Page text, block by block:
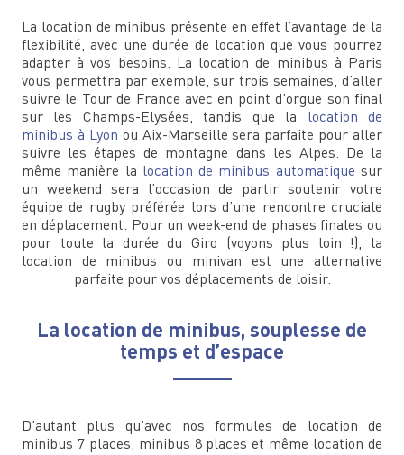
La location de minibus présente en effet l’avantage de la
flexibilité, avec une durée de location que vous pourrez
adapter à vos besoins. La location de minibus à Paris
vous permettra par exemple, sur trois semaines, d’aller
suivre le Tour de France avec en point d’orgue son final
sur les Champs-Elysées, tandis que la location de
minibus à Lyon ou Aix-Marseille sera parfaite pour aller
suivre les étapes de montagne dans les Alpes. De la
même manière la location de minibus automatique sur
un weekend sera l’occasion de partir soutenir votre
équipe de rugby préférée lors d’une rencontre cruciale
en déplacement. Pour un week-end de phases finales ou
pour toute la durée du Giro (voyons plus loin !), la
location de minibus ou minivan est une alternative
parfaite pour vos déplacements de loisir.
La location de minibus, souplesse de
temps et d’espace
D’autant plus qu’avec nos formules de location de
minibus 7 places, minibus 8 places et même location de